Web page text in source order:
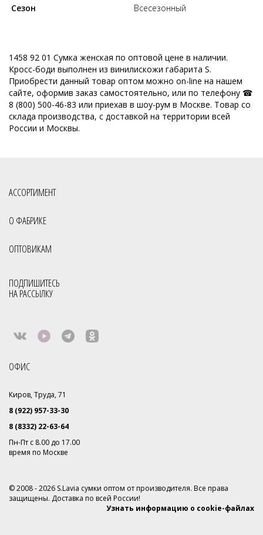
Сезон
Всесезонный
1458 92 01 Сумка женская по оптовой цене в наличии.
Кросс-боди выполнен из винилискожи габарита S.
Приобрести данный товар оптом можно on-line на нашем
сайте, оформив заказ самостоятельно, или по телефону ☎
8 (800) 500-46-83 или приехав в шоу-рум в Москве. Товар со
склада производства, с доставкой на территории всей
России и Москвы.
АССОРТИМЕНТ
О ФАБРИКЕ
ОПТОВИКАМ
ПОДПИШИТЕСЬ
НА РАССЫЛКУ
ОФИС
Киров, Труда, 71
8 (922) 957-33-30
8 (8332) 22-63-64
Пн-Пт с 8.00 до 17.00
время по Москве
© 2008 - 2026 S.Lavia сумки оптом от производителя. Все права
защищены. Доставка по всей России!
Узнать информацию о cookie-файлах